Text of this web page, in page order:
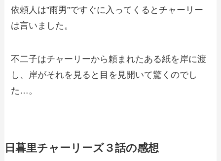
依頼人は”雨男”ですぐに入ってくるとチャーリー
は言いました。
不二子はチャーリーから頼まれたある紙を岸に渡
し、岸がそれを見ると目を見開いて驚くのでし
た…。
日暮里チャーリーズ３話の感想